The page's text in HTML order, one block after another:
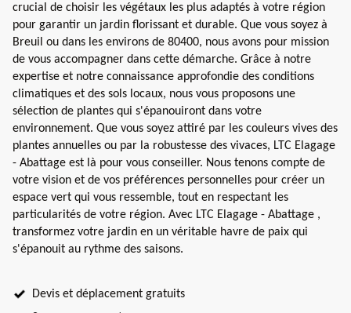
crucial de choisir les végétaux les plus adaptés à votre région
pour garantir un jardin florissant et durable. Que vous soyez à
Breuil ou dans les environs de 80400, nous avons pour mission
de vous accompagner dans cette démarche. Grâce à notre
expertise et notre connaissance approfondie des conditions
climatiques et des sols locaux, nous vous proposons une
sélection de plantes qui s'épanouiront dans votre
environnement. Que vous soyez attiré par les couleurs vives des
plantes annuelles ou par la robustesse des vivaces, LTC Elagage
- Abattage est là pour vous conseiller. Nous tenons compte de
votre vision et de vos préférences personnelles pour créer un
espace vert qui vous ressemble, tout en respectant les
particularités de votre région. Avec LTC Elagage - Abattage ,
transformez votre jardin en un véritable havre de paix qui
s'épanouit au rythme des saisons.
Devis et déplacement gratuits